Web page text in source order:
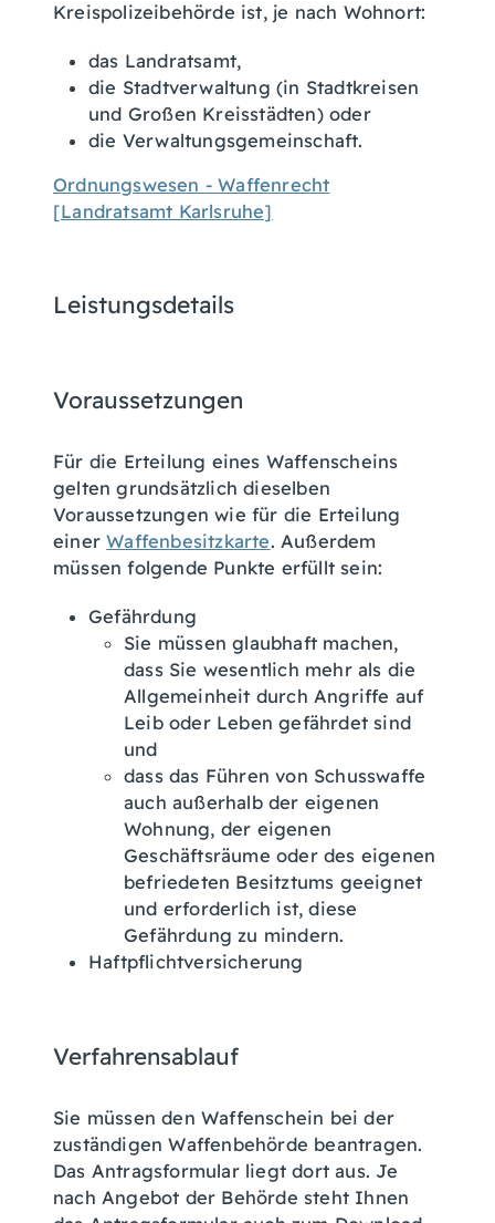
Kreispolizeibehörde ist, je nach Wohnort:
das Landratsamt,
die Stadtverwaltung (in Stadtkreisen
und Großen Kreisstädten) oder
die Verwaltungsgemeinschaft.
Ordnungswesen - Waffenrecht
[Landratsamt Karlsruhe]
Leistungsdetails
Voraussetzungen
Für die Erteilung eines Waffenscheins
gelten grundsätzlich dieselben
Voraussetzungen wie für die Erteilung
einerWaffenbesitzkarte. Außerdem
müssen folgende Punkte erfüllt sein:
Gefährdung
Sie müssen glaubhaft machen,
dass Sie wesentlich mehr als die
Allgemeinheit durch Angriffe auf
Leib oder Leben gefährdet sind
und
dass das Führen von Schusswaffe
auch außerhalb der eigenen
Wohnung, der eigenen
Geschäftsräume oder des eigenen
befriedeten Besitztums geeignet
und erforderlich ist, diese
Gefährdungzu mindern.
Haftpflichtversicherung
Verfahrensablauf
Sie müssen den Waffenschein bei der
zuständigen Waffenbehörde beantragen.
Das Antragsformular liegt dort aus. Je
nach Angebot der Behörde steht Ihnen